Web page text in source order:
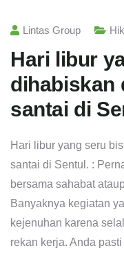
Lintas Group
Hari libur
dihabiskan
santai di
Hari libur yang seru
santai di Sentul. :
bersama sahabat
Banyaknya kegiatan
kejenuhan karena
rekan kerja. Anda